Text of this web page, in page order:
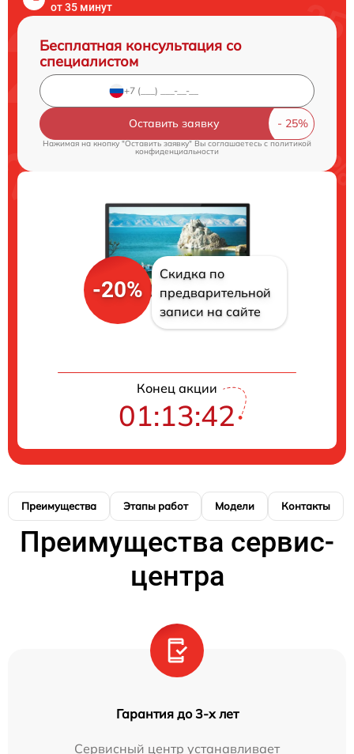
от 35 минут
Бесплатная консультация со
специалистом
Оставить заявку
Нажимая на кнопку "Оставить заявку" Вы соглашаетесь cполитикой
конфиденциальности
-20%
Скидка по
предварительной
записи на сайте
Конец акции
01:13:41
Преимущества Этапы работ Модели Контакты
Преимущества сервис-
центра
Гарантия до 3-х лет
Сервисный центр устанавливает